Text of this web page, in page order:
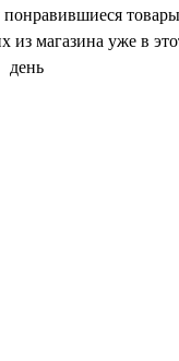
понравившиеся
из магазина уже в
день